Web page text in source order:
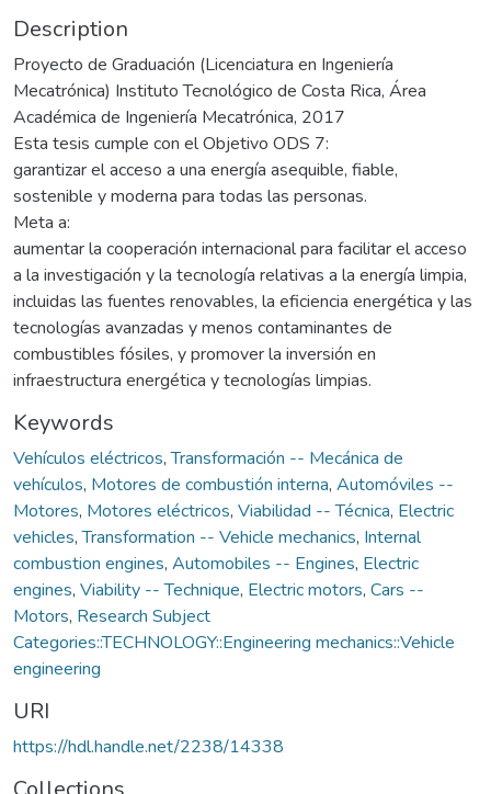
Description
Proyecto de Graduación (Licenciatura en Ingeniería
Mecatrónica) Instituto Tecnológico de Costa Rica, Área
Académica de Ingeniería Mecatrónica, 2017
Esta tesis cumple con el Objetivo ODS 7:
garantizar el acceso a una energía asequible, fiable,
sostenible y moderna para todas las personas.
Meta a:
aumentar la cooperación internacional para facilitar el acceso
a la investigación y la tecnología relativas a la energía limpia,
incluidas las fuentes renovables, la eficiencia energética y las
tecnologías avanzadas y menos contaminantes de
combustibles fósiles, y promover la inversión en
infraestructura energética y tecnologías limpias.
Keywords
Vehículos eléctricos,Transformación -- Mecánica de
vehículos, Motores de combustión interna, Automóviles --
Motores, Motores eléctricos, Viabilidad -- Técnica, Electric
vehicles,Transformation -- Vehicle mechanics, Internal
combustion engines, Automobiles -- Engines, Electric
engines, Viability -- Technique, Electric motors, Cars --
Motors, Research Subject
Categories::TECHNOLOGY::Engineering mechanics::Vehicle
engineering
URI
https://hdl.handle.net/2238/14338